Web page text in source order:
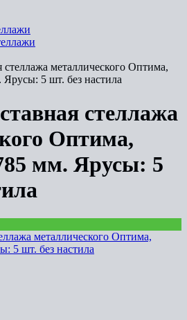
стеллажа металлического Оптима,
5 шт. без настила
стеллажа
Оптима,
мм. Ярусы: 5